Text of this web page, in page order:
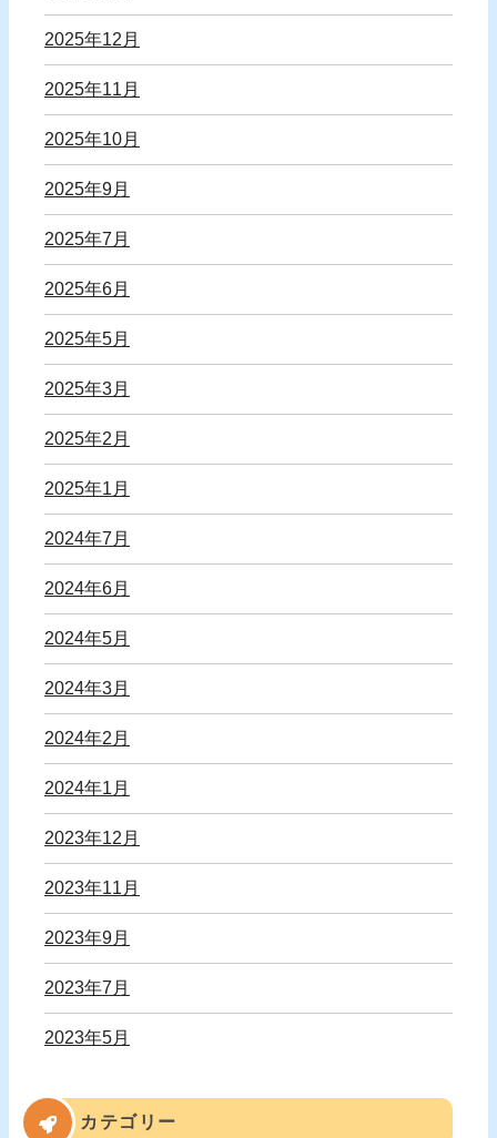
2025年12月
2025年11月
2025年10月
2025年9月
2025年7月
2025年6月
2025年5月
2025年3月
2025年2月
2025年1月
2024年7月
2024年6月
2024年5月
2024年3月
2024年2月
2024年1月
2023年12月
2023年11月
2023年9月
2023年7月
2023年5月
カテゴリー